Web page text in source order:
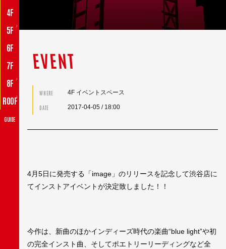
4F
5F
♪
6F
7F
8F
♪
ROOF♪
GUIDE
EVENT
WHERE 4F イベントスペース
DATE 2017-04-05 / 18:00
4月5日に発売する「image」のリリースを記念して渋谷店に
てインストアイベントが決定致しました！！
今作は、新曲のほかインディーズ時代の楽曲“blue light”や初
の完全インスト曲、そしてポエトリーリーディングなど全